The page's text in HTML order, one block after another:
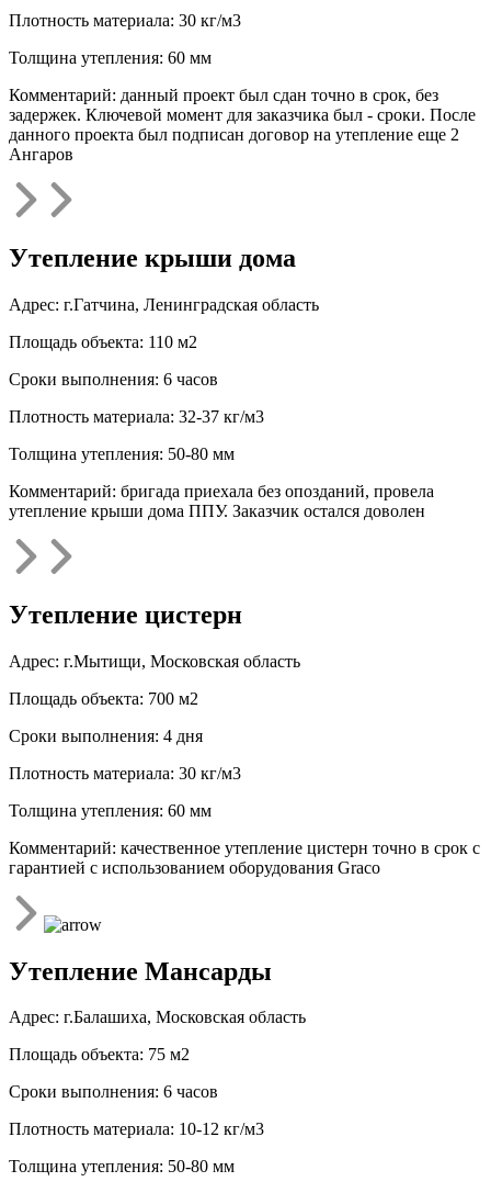
Плотность материала: 30 кг/м3
Толщина утепления: 60 мм
Комментарий: данный проект был сдан точно в срок, без
задержек. Ключевой момент для заказчика был - сроки. После
данного проекта был подписан договор на утепление еще 2
Ангаров
Утепление крыши дома
Адрес: г.Гатчина, Ленинградская область
Площадь объекта: 110 м2
Сроки выполнения: 6 часов
Плотность материала: 32-37 кг/м3
Толщина утепления: 50-80 мм
Комментарий: бригада приехала без опозданий, провела
утепление крыши дома ППУ. Заказчик остался доволен
Утепление цистерн
Адрес: г.Мытищи, Московская область
Площадь объекта: 700 м2
Сроки выполнения: 4 дня
Плотность материала: 30 кг/м3
Толщина утепления: 60 мм
Комментарий: качественное утепление цистерн точно в срок с
гарантией с использованием оборудования Graco
Утепление Мансарды
Адрес: г.Балашиха, Московская область
Площадь объекта: 75 м2
Сроки выполнения: 6 часов
Плотность материала: 10-12 кг/м3
Толщина утепления: 50-80 мм